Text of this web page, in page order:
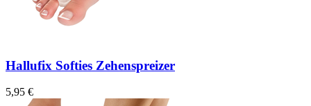
Hallufix Softies Zehenspreizer
5,95 €